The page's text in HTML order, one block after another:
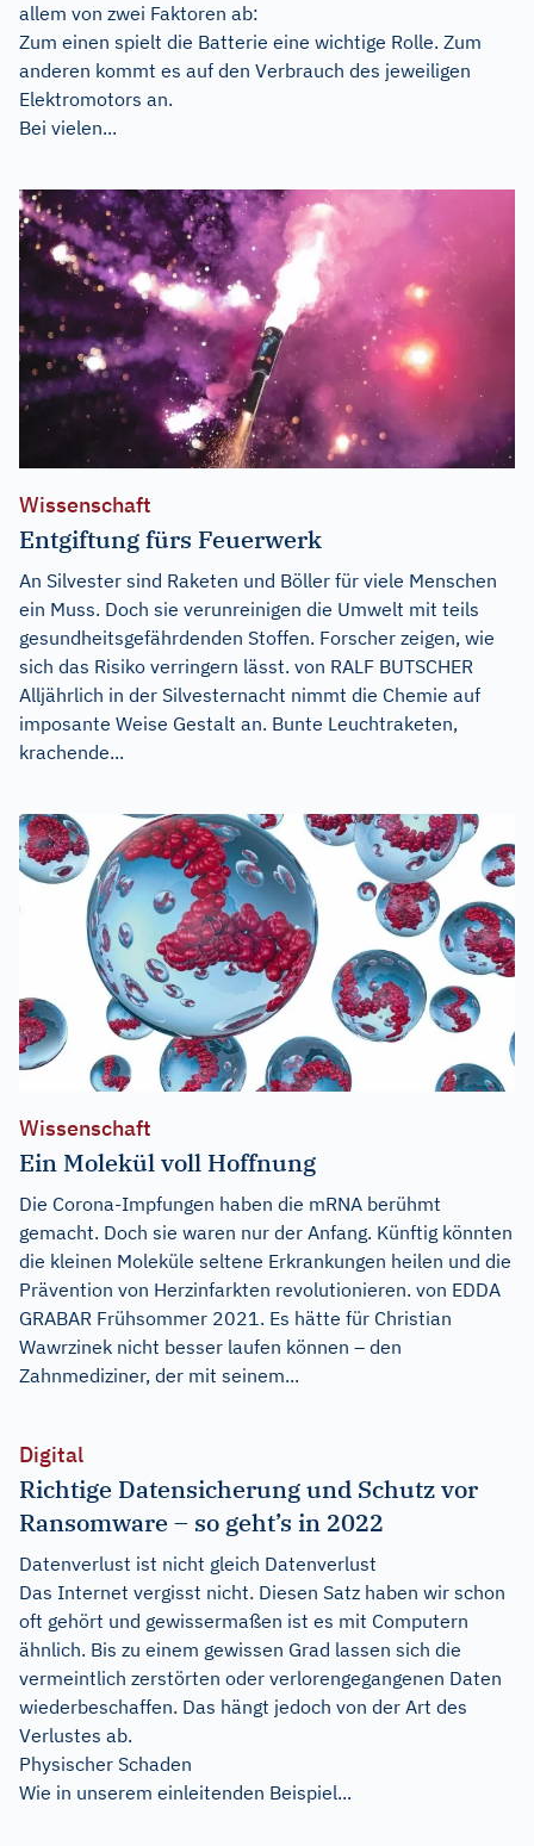
allem von zwei Faktoren ab:
Zum einen spielt die Batterie eine wichtige Rolle. Zum
anderen kommt es auf den Verbrauch des jeweiligen
Elektromotors an.
Bei vielen...
Wissenschaft
Entgiftung fürs Feuerwerk
An Silvester sind Raketen und Böller für viele Menschen
ein Muss. Doch sie verunreinigen die Umwelt mit teils
gesundheitsgefährdenden Stoffen. Forscher zeigen, wie
sich das Risiko verringern lässt. von RALF BUTSCHER
Alljährlich in der Silvesternacht nimmt die Chemie auf
imposante Weise Gestalt an. Bunte Leuchtraketen,
krachende...
Wissenschaft
Ein Molekül voll Hoffnung
Die Corona-Impfungen haben die mRNA berühmt
gemacht. Doch sie waren nur der Anfang. Künftig könnten
die kleinen Moleküle seltene Erkrankungen heilen und die
Prävention von Herzinfarkten revolutionieren. von EDDA
GRABAR Frühsommer 2021. Es hätte für Christian
Wawrzinek nicht besser laufen können – den
Zahnmediziner, der mit seinem...
Digital
Richtige Datensicherung und Schutz vor
Ransomware – so geht’s in 2022
Datenverlust ist nicht gleich Datenverlust
Das Internet vergisst nicht. Diesen Satz haben wir schon
oft gehört und gewissermaßen ist es mit Computern
ähnlich. Bis zu einem gewissen Grad lassen sich die
vermeintlich zerstörten oder verlorengegangenen Daten
wiederbeschaffen. Das hängt jedoch von der Art des
Verlustes ab.
Physischer Schaden
Wie in unserem einleitenden Beispiel...